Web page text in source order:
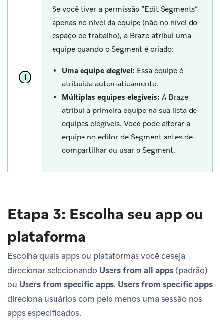
Se você tiver a permissão “Edit Segments”
apenas no nível da equipe (não no nível do
espaço de trabalho), a Braze atribui uma
equipe quando o Segment é criado:
Uma equipe elegível: Essa equipe é
atribuída automaticamente.
Múltiplas equipes elegíveis: A Braze
atribui a primeira equipe na sua lista de
equipes elegíveis. Você pode alterar a
equipe no editor de Segment antes de
compartilhar ou usar o Segment.
Etapa 3: Escolha seu app ou
plataforma
Escolha quais apps ou plataformas você deseja
direcionar selecionando Users from all apps(padrão)
ou Users from specific apps. Users from specific apps
direciona usuários com pelo menos uma sessão nos
apps especificados.